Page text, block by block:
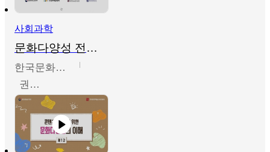
사회과학
문화다양성 전문인력 양성 기본과정 - 문화다양성의 이해
한국문화예술교육진흥원
권숙인 외 8명